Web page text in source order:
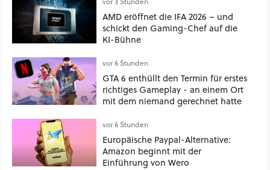
AMD eröffnet die IFA 2026 – und
schickt den Gaming-Chef auf die
KI-Bühne
vor 6 Stunden
GTA 6 enthüllt den Termin für erstes
richtiges Gameplay - an einem Ort
mit dem niemand gerechnet hatte
vor 6 Stunden
Europäische Paypal-Alternative:
Amazon beginnt mit der
Einführung von Wero